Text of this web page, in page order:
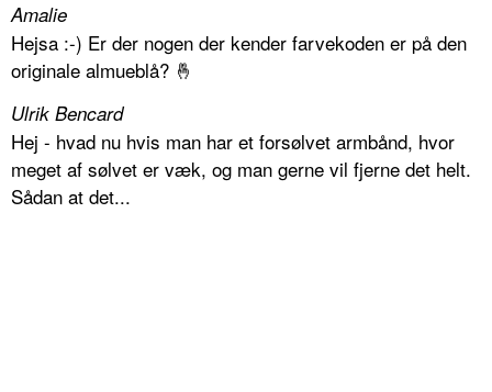
Amalie
Hejsa :-) Er der nogen der kender farvekoden er på den
originale almueblå? 🤞
Ulrik Bencard
Hej - hvad nu hvis man har et forsølvet armbånd, hvor
meget af sølvet er væk, og man gerne vil fjerne det helt.
Sådan at det...